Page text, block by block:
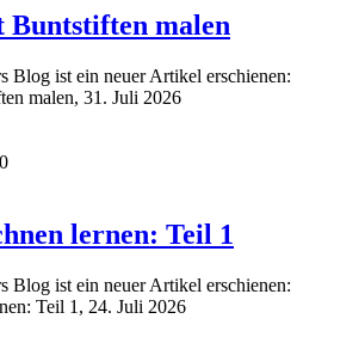
Buntstiften malen
Blog ist ein neuer Artikel erschienen:
malen, 31. Juli 2026
lernen: Teil 1
Blog ist ein neuer Artikel erschienen:
Teil 1, 24. Juli 2026